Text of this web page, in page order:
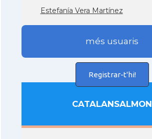
Estefaní­a Vera Martí­nez
més usuaris
Registrar-t'hi!
CATALANSALMON